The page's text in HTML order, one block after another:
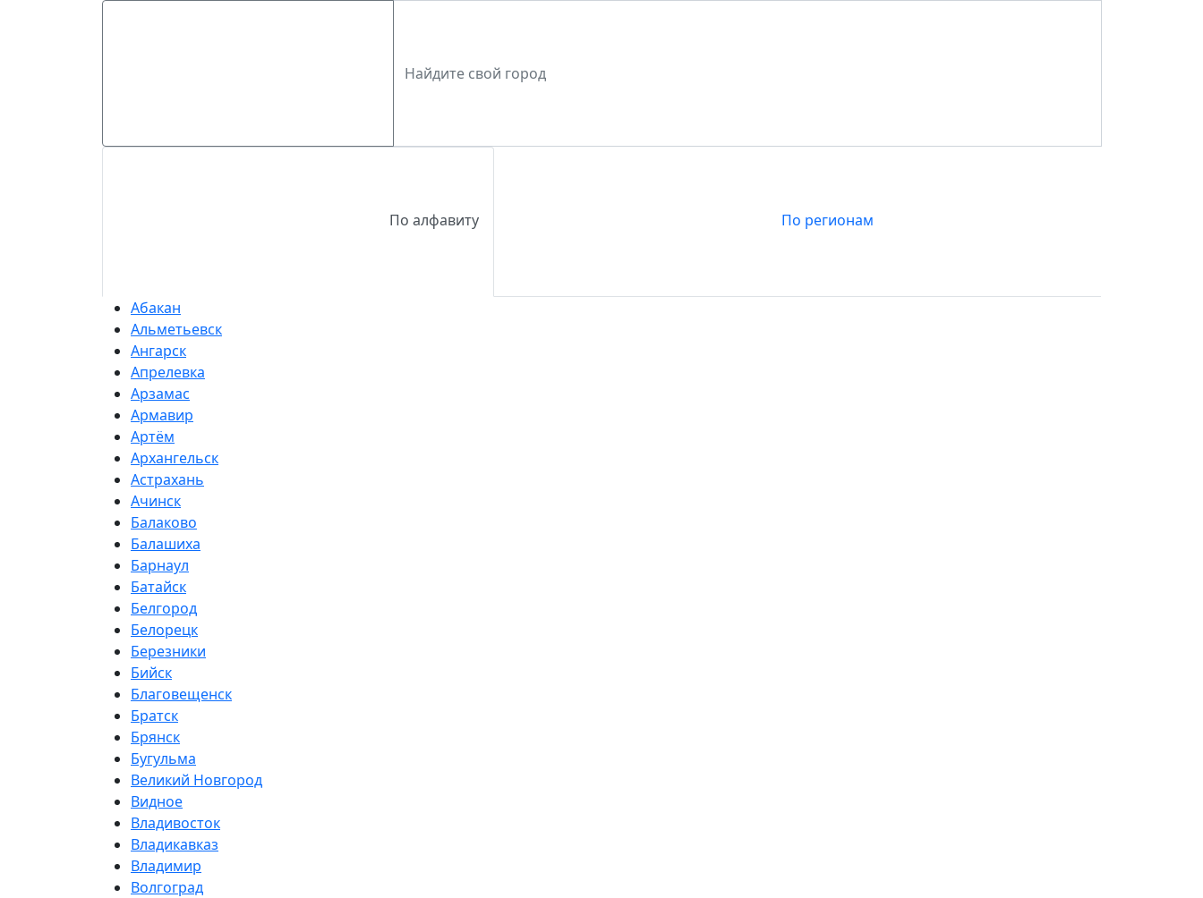
По алфавиту По регионам
Абакан
Альметьевск
Ангарск
Апрелевка
Арзамас
Армавир
Артём
Архангельск
Астрахань
Ачинск
Балаково
Балашиха
Барнаул
Батайск
Белгород
Белорецк
Березники
Бийск
Благовещенск
Братск
Брянск
Бугульма
Великий Новгород
Видное
Владивосток
Владикавказ
Владимир
Волгоград